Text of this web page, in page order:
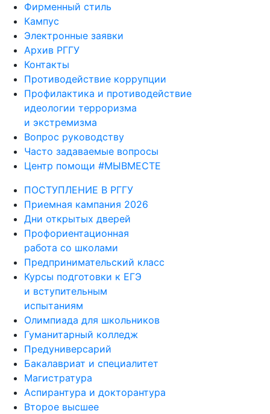
Фирменный стиль
Кампус
Электронные заявки
Архив РГГУ
Контакты
Противодействие коррупции
Профилактика и противодействие
идеологии терроризма
и экстремизма
Вопрос руководству
Часто задаваемые вопросы
Центр помощи #МЫВМЕСТЕ
ПОСТУПЛЕНИЕ В РГГУ
Приемная кампания 2026
Дни открытых дверей
Профориентационная
работа со школами
Предпринимательский класс
Курсы подготовки к ЕГЭ
и вступительным
испытаниям
Олимпиада для школьников
Гуманитарный колледж
Предуниверсарий
Бакалавриат и специалитет
Магистратура
Аспирантура и докторантура
Второе высшее